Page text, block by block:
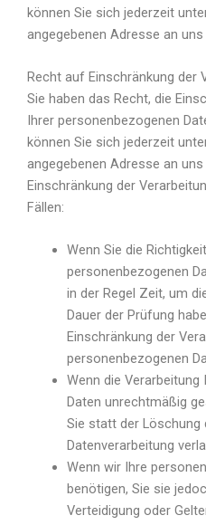
können Sie sich jederzeit
angegebenen Adresse an uns
Recht auf Einschränkung der
Sie haben das Recht, die
Ihrer personenbezogenen
können Sie sich jederzeit
angegebenen Adresse an
Einschränkung der
Fällen:
Wenn Sie die
personenbezogenen
in der Regel Zeit, um
Dauer der Prüfung
Einschränkung der
personenbezogenen
Wenn die
Daten unrechtmäßig
Sie statt der Löschung
Datenverarbeitung
Wenn wir Ihre
benötigen, Sie sie
Verteidigung oder